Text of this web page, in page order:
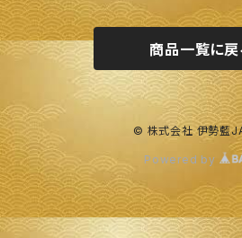
商品一覧に戻
© 株式会社 伊勢藍
Powered by